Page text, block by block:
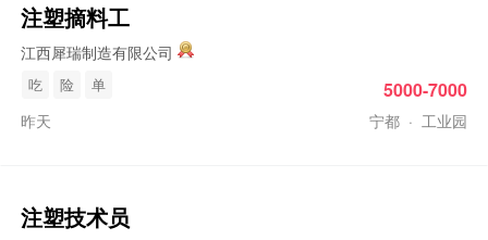
注塑摘料工
江西犀瑞制造有限公司
吃 险 单
昨天 宁都 · 工业园
5000-7000
注塑技术员